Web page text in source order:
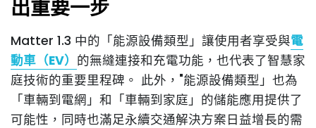
出重要一步
Matter 1.3 中的「能源設備類型」讓使用者享受與電
動車（EV） 的無縫連接和充電功能，也代表了智慧家
庭技術的重要里程碑。 此外，"能源設備類型」也為
「車輛到電網」和「車輛到家庭」的儲能應用提供了
可能性，同時也滿足永續交通解決方案日益增長的需